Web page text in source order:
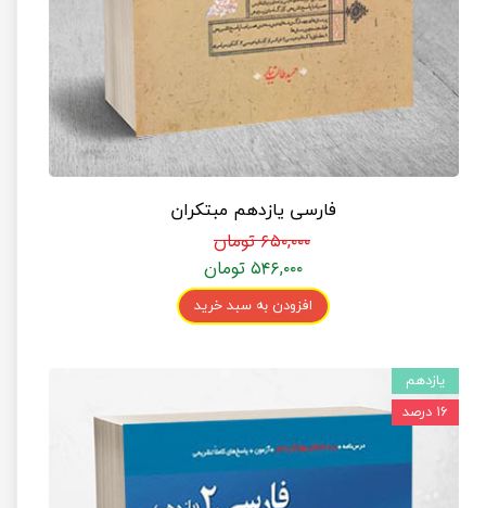
فارسی یازدهم مبتکران
۶۵۰,۰۰۰ تومان
۵۴۶,۰۰۰ تومان
افزودن به سبد خرید
یازدهم
۱۶ درصد